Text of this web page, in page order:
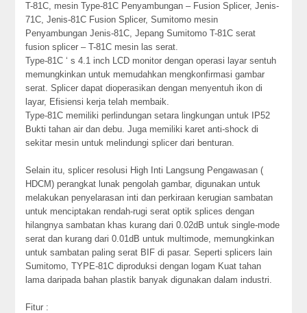
T-81C, mesin Type-81C Penyambungan – Fusion Splicer, Jenis-
71C, Jenis-81C Fusion Splicer, Sumitomo mesin
Penyambungan Jenis-81C, Jepang Sumitomo T-81C serat
fusion splicer – T-81C mesin las serat.
Type-81C ‘ s 4.1 inch LCD monitor dengan operasi layar sentuh
memungkinkan untuk memudahkan mengkonfirmasi gambar
serat. Splicer dapat dioperasikan dengan menyentuh ikon di
layar, Efisiensi kerja telah membaik.
Type-81C memiliki perlindungan setara lingkungan untuk IP52
Bukti tahan air dan debu. Juga memiliki karet anti-shock di
sekitar mesin untuk melindungi splicer dari benturan.
Selain itu, splicer resolusi High Inti Langsung Pengawasan (
HDCM) perangkat lunak pengolah gambar, digunakan untuk
melakukan penyelarasan inti dan perkiraan kerugian sambatan
untuk menciptakan rendah-rugi serat optik splices dengan
hilangnya sambatan khas kurang dari 0.02dB untuk single-mode
serat dan kurang dari 0.01dB untuk multimode, memungkinkan
untuk sambatan paling serat BIF di pasar. Seperti splicers lain
Sumitomo, TYPE-81C diproduksi dengan logam Kuat tahan
lama daripada bahan plastik banyak digunakan dalam industri.
Fitur :